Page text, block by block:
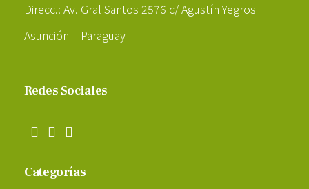
Direcc.: Av. Gral Santos 2576 c/ Agustín Yegros
Asunción – Paraguay
Redes Sociales
Categorías